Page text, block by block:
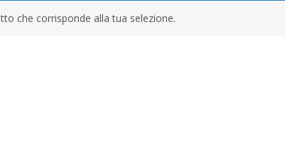
che corrisponde alla tua selezione.